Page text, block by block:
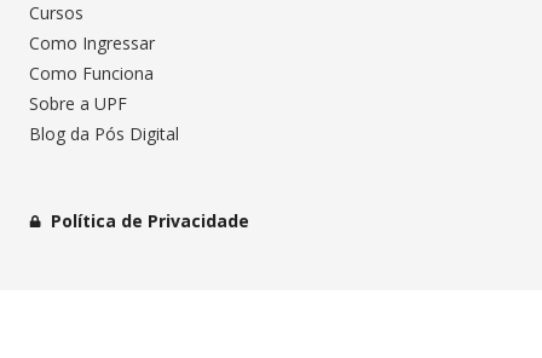
Cursos
Como Ingressar
Como Funciona
Sobre a UPF
Blog da Pós Digital
Política de Privacidade